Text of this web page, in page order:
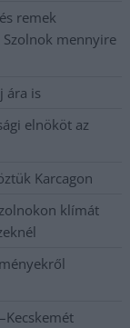
remek
mennyire
ára is
elnököt az
Karcagon
klímát